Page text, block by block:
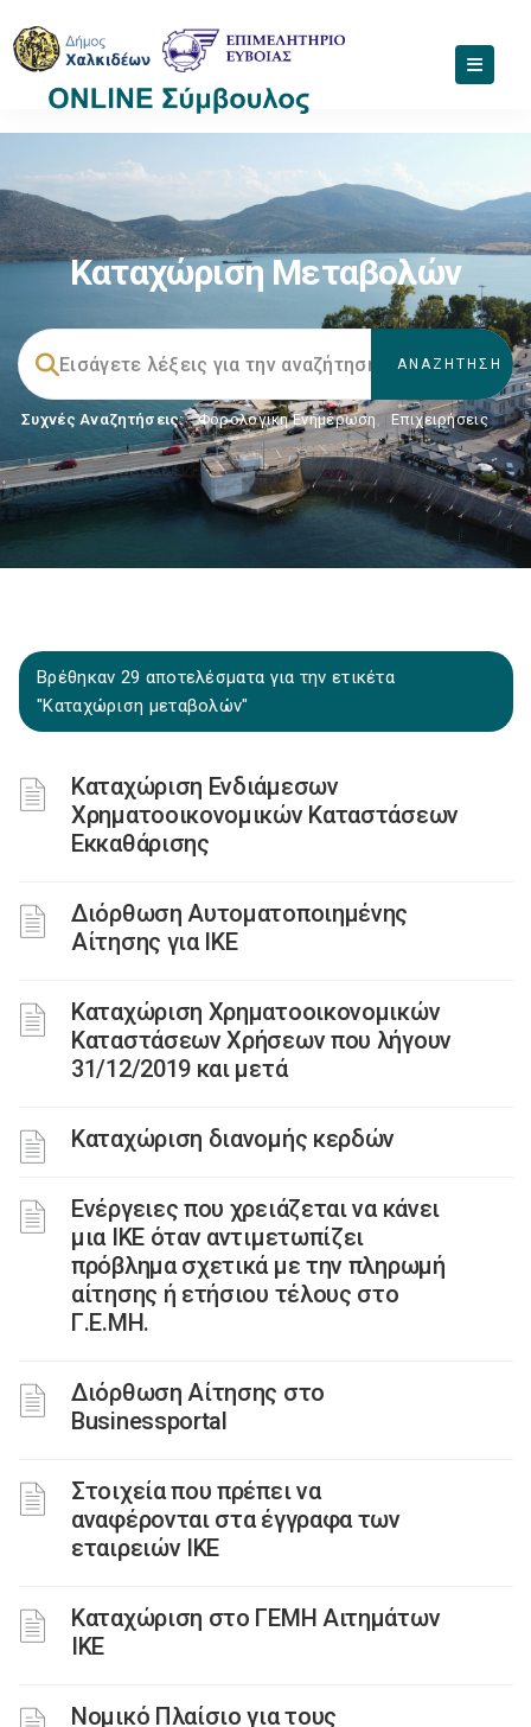
Καταχώριση Μεταβολών
Συχνές Αναζητήσεις: Φορολογικη Ενημέρωση, Επιχειρήσεις
Βρέθηκαν 29 αποτελέσματα για την ετικέτα
"Καταχώριση μεταβολών"
Καταχώριση Ενδιάμεσων
Χρηματοοικονομικών Καταστάσεων
Εκκαθάρισης
Διόρθωση Αυτοματοποιημένης
Αίτησης για ΙΚΕ
Καταχώριση Χρηματοοικονομικών
Καταστάσεων Χρήσεων που λήγουν
31/12/2019 και μετά
Καταχώριση διανομής κερδών
Ενέργειες που χρειάζεται να κάνει
μια ΙΚΕ όταν αντιμετωπίζει
πρόβλημα σχετικά με την πληρωμή
αίτησης ή ετήσιου τέλους στο
Γ.Ε.ΜΗ.
Διόρθωση Αίτησης στο
Businessportal
Στοιχεία που πρέπει να
αναφέρονται στα έγγραφα των
εταιρειών ΙΚΕ
Καταχώριση στο ΓΕΜΗ Αιτημάτων
ΙΚΕ
Νομικό Πλαίσιο για τους